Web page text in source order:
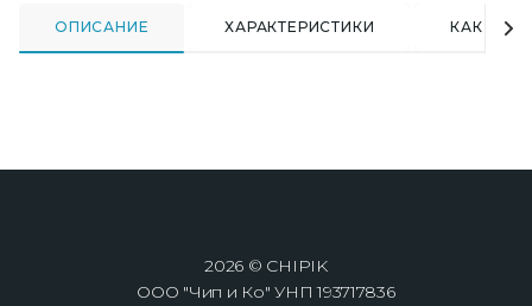
ОПИСАНИЕ ХАРАКТЕРИСТИКИ КАК
2026 © CHIPIK
ООО "Чип и Ко" УНП 193717836